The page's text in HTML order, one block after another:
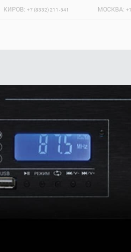
КИРОВ: +7 (8332) 211-541 МОСКВА: